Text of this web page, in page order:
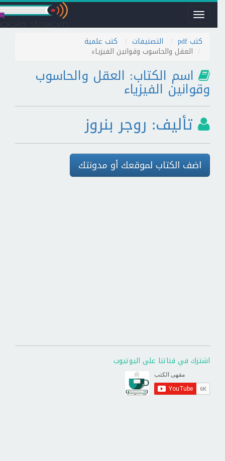
Toggle
navigation
كتب pdf
التصنيفات كتب علمية
العقل والحاسوب وقوانين الفيزياء
اسم الكتاب: العقل والحاسوب
وقوانين الفيزياء
تأليف: روجر بنروز
اضف الكتاب لموقعك أو مدونتك
اشترك في قناتنا على اليوتيوب